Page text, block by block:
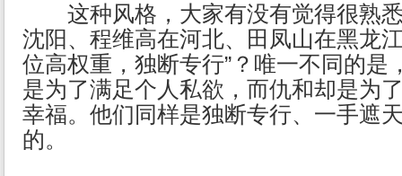
这种风格，大家有没有觉得很熟悉
沈阳、程维高在河北、田凤山在黑龙
位高权重，独断专行”？唯一不同的是
是为了满足个人私欲，而仇和却是为
幸福。他们同样是独断专行、一手遮
的。